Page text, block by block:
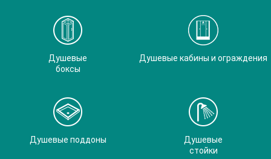
Душевые
боксы
Душевые кабины и ограждения
Душевые поддоны
Душевые
стойки